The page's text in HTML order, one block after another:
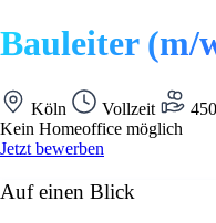
Bauleiter (m/
Köln Vollzeit
Kein Homeoffice möglich
Jetzt bewerben
Auf einen Blick